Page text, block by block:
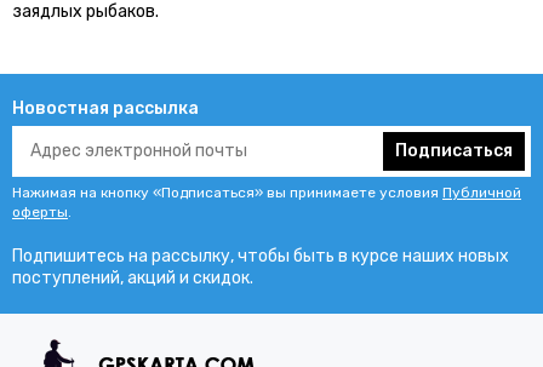
заядлых рыбаков.
Новостная рассылка
Подписаться
Нажимая на кнопку «Подписаться» вы принимаете условия Публичной
оферты.
Подпишитесь на рассылку, чтобы быть в курсе наших новых
поступлений, акций и скидок.